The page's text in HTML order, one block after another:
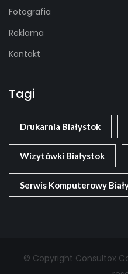
Fotografia
Reklama
Kontakt
Tagi
Drukarnia Białystok
Wizytówki Białystok
Serwis Komputerowy
© Copyright Consultox